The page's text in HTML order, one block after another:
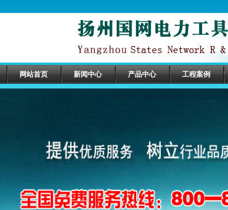
网站首页 新闻中心 产品中心 工程案例